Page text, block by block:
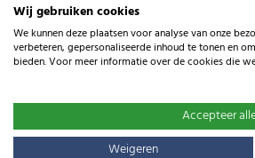
Verbindingstuk voor
Voor de bouw van
(niet voor weidepoorten
Specificaties
Wij gebruiken cookies
We kunnen deze plaatsen voor analyse van onze
verbeteren, gepersonaliseerde inhoud te tonen en
bieden. Voor meer informatie over de cookies die
Accepteer
Weigeren